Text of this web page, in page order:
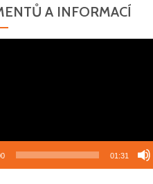
A INFORMACÍ
01:31